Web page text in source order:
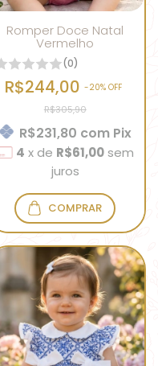
Romper Doce Natal
Vermelho
(0)
R$244,00-20% OFF
R$305,90
R$231,80 com Pix
4 x de R$61,00 sem
juros
COMPRAR